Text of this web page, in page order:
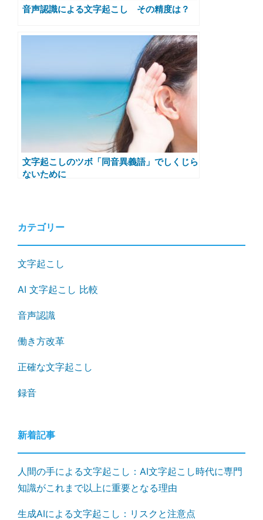
音声認識による文字起こし その精度は？
文字起こしのツボ「同音異義語」でしくじら
ないために
カテゴリー
文字起こし
AI 文字起こし 比較
音声認識
働き方改革
正確な文字起こし
録音
新着記事
人間の手による文字起こし：AI文字起こし時代に専門
知識がこれまで以上に重要となる理由
生成AIによる文字起こし：リスクと注意点